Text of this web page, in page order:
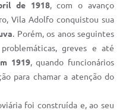
de 1918, com o avanço
Vila Adolfo conquistou sua
. Porém, os anos seguintes
greves e até
1919, quando funcionários
para chamar a atenção do
foi construída e, ao seu